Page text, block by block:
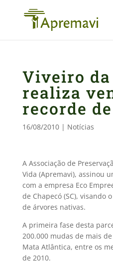
Viveiro
realiza
recorde
16/08/2010| Notícias
A Associação de
Vida (Apremavi), assinou
com a empresa Eco
de Chapecó (SC), visando
de árvores nativas.
A primeira fase desta
200.000 mudas de mais
Mata Atlântica, entre os
de 2010.